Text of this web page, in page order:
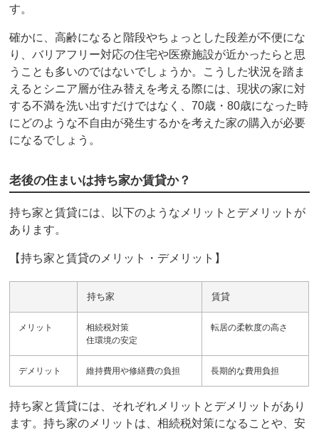
す。
確かに、高齢になると階段やちょっとした段差が不便にな
り、バリアフリー対応の住宅や医療施設が近かったらと思
うことも多いのではないでしょうか。こうした状況を踏ま
えるとシニア層が住み替えを考える際には、現状の家に対
する不満を洗い出すだけではなく、70歳・80歳になった時
にどのような不自由が発生するかを考えた家の購入が必要
になるでしょう。
老後の住まいは持ち家か賃貸か？
持ち家と賃貸には、以下のようなメリットとデメリットが
あります。
【持ち家と賃貸のメリット・デメリット】
持ち家 賃貸
メリット
相続税対策
住環境の安定
転居の柔軟度の高さ
デメリット 維持費用や修繕費の負担 長期的な費用負担
持ち家と賃貸には、それぞれメリットとデメリットがあり
ます。持ち家のメリットは、相続税対策になることや、安